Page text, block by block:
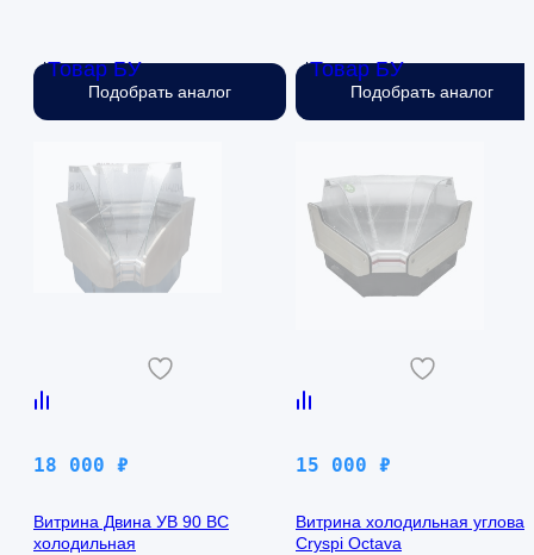
Товар БУ
Нет в наличии
Подобрать аналог
Товар БУ
Нет в наличии
Подобрать аналог
18 000 ₽
Витрина Двина УВ 90 ВС
холодильная
15 000 ₽
Витрина холодильная угловая
Cryspi Octava